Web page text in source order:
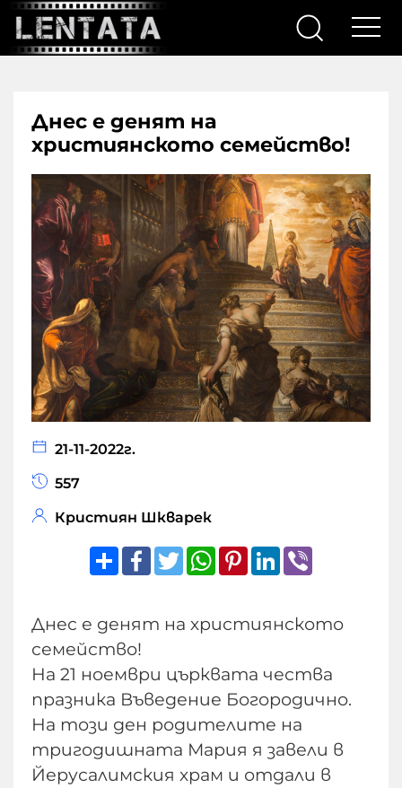
Днес е денят на
християнското семейство!
21-11-2022г.
557
Кристиян Шкварек
ShareFacebook
TwitterWhatsApp
Pinterest
LinkedIn
Днес е денят на християнското
семейство!
На 21 ноември църквата чества
празникa Въведение Богородично.
На този ден родителите на
тригодишната Мария я завели в
Йерусалимския храм и отдали в